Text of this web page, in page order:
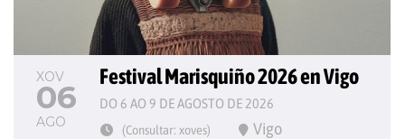
XOV
06
AGO
Festival Marisquiño 2026 en Vigo
DO 6 AO 9 DE AGOSTO DE 2026
(Consultar: xoves) Vigo